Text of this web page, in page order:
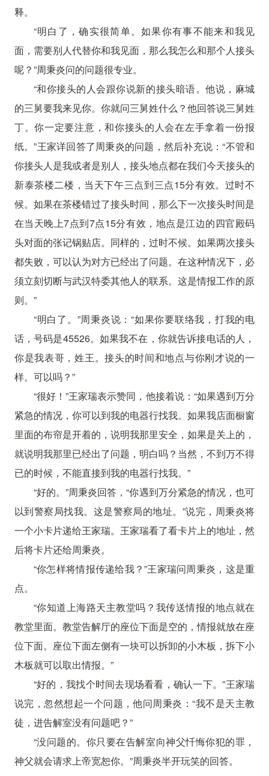
释。
“明白了，确实很简单。如果你有事不能来和我见
面，需要别人代替你和我见面，那么我怎么和那个人接头
呢？”周秉炎问的问题很专业。
“和你接头的人会跟你说新的接头暗语。他说，麻城
的三舅要我来见你。你就问三舅姓什么？他回答说三舅姓
丁。你一定要注意，和你接头的人会在左手拿着一份报
纸。”王家详回答了周秉炎的问题，然后补充说：“不管和
你接头人是我或者是别人，接头地点都在我们今天接头的
新泰茶楼二楼，当天下午三点到三点15分有效。过时不
候。如果在茶楼错过了接头时间，那么下一次接头时间是
在当天晚上7点到7点15分有效，地点是江边的四官殿码
头对面的张记锅贴店。同样的，过时不候。如果两次接头
都失败，可以认为对方已经出了问题。在这种情况下，必
须立刻切断与武汉特委其他人的联系。这是情报工作的原
则。”
“明白了。”周秉炎说：“如果你要联络我，打我的电
话，号码是45526。如果我不在，你就告诉接电话的人，
你是我表哥，姓王。接头的时间和地点与你刚才说的一
样。可以吗？”
“很好！”王家瑞表示赞同，他接着说：“如果遇到万分
紧急的情况，你可以到我的电器行找我。如果我店面橱窗
里面的布帘是开着的，说明我那里安全，如果是关上的，
就说明我那里已经出了问题，明白吗？当然，不到万不得
已的时候，不能直接到我的电器行找我。”
“好的。”周秉炎回答，“你遇到万分紧急的情况，也可
以到警察局找我。这是警察局的地址。”说完，周秉炎将
一个小卡片递给王家瑞。王家瑞看了看卡片上的地址，然
后将卡片还给周秉炎。
“你怎样将情报传递给我？”王家瑞问周秉炎，这是重
点。
“你知道上海路天主教堂吗？我传送情报的地点就在
教堂里面。教堂告解厅的座位下面是空的，情报就放在座
位下面。座位下面左侧有一块可以拆卸的小木板，拆下小
木板就可以取出情报。”
“好的，我找个时间去现场看看，确认一下。”王家瑞
说完，忽然想起一个问题，他问周秉炎：“我不是天主教
徒，进告解室没有问题吧？”
“没问题的。你只要在告解室向神父忏悔你犯的罪，
神父就会请求上帝宽恕你。”周秉炎半开玩笑的回答。